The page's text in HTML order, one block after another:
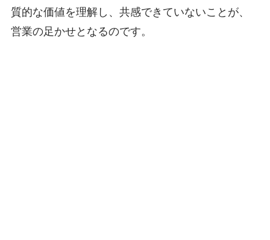
質的な価値を理解し、共感できていないことが、
営業の足かせとなるのです。